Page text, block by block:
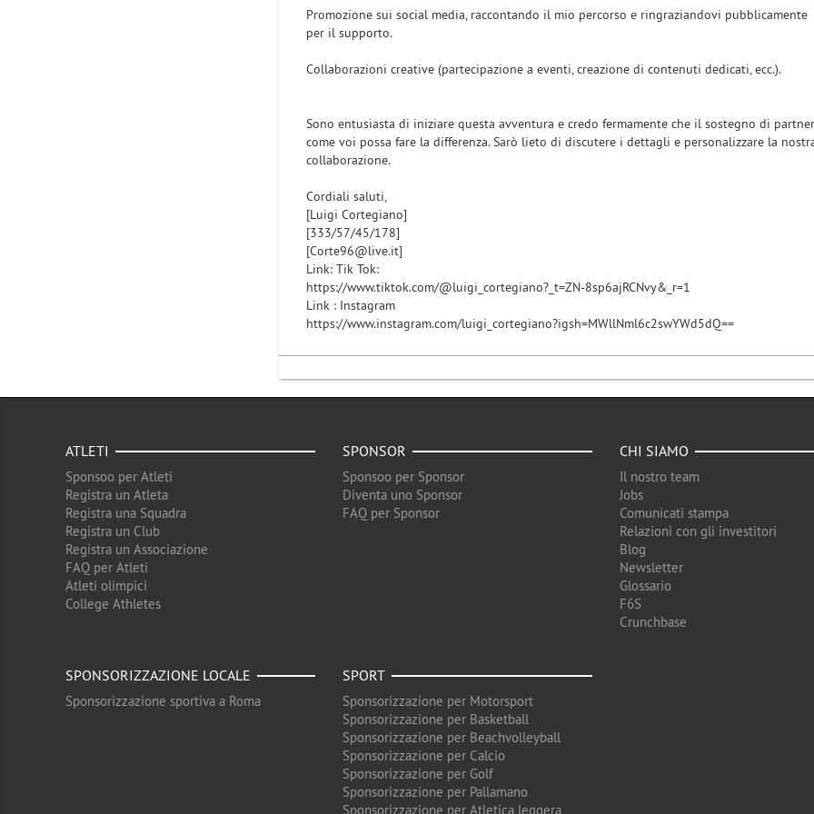
Promozione sui social media, raccontando il mio percorso e ringraziandovi pubblicamente
per il supporto.
Collaborazioni creative (partecipazione a eventi, creazione di contenuti dedicati, ecc.).
Sono entusiasta di iniziare questa avventura e credo fermamente che il sostegno di partner
come voi possa fare la differenza. Sarò lieto di discutere i dettagli e personalizzare la
collaborazione.
Cordiali saluti,
[Luigi Cortegiano]
[333/57/45/178]
[Corte96@live.it]
Link: Tik Tok:
https://www.tiktok.com/@luigi_cortegiano?_t=ZN-8sp6ajRCNvy&_r=1
Link : Instagram
https://www.instagram.com/luigi_cortegiano?igsh=MWllNml6c2swYWd5dQ==
ATLETI
Sponsoo per Atleti
Registra un Atleta
Registra una Squadra
Registra un Club
Registra un Associazione
FAQ per Atleti
Atleti olimpici
College Athletes
SPONSOR
Sponsoo per Sponsor
Diventa uno Sponsor
FAQ per Sponsor
CHI SIAMO
Il nostro team
Jobs
Comunicati stampa
Relazioni con gli investitori
Blog
Newsletter
Glossario
F6S
Crunchbase
SPONSORIZZAZIONE LOCALE
Sponsorizzazione sportiva a Roma
SPORT
Sponsorizzazione per Motorsport
Sponsorizzazione per Basketball
Sponsorizzazione per Beachvolleyball
Sponsorizzazione per Calcio
Sponsorizzazione per Golf
Sponsorizzazione per Pallamano
Sponsorizzazione per Atletica leggera